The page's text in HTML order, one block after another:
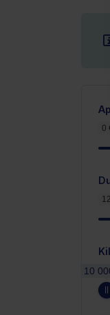
0
10